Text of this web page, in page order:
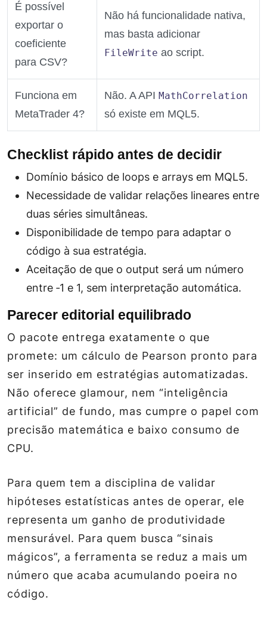
É possível
exportar o
coeficiente
para CSV?
Não há funcionalidade nativa,
mas basta adicionar
FileWrite ao script.
Funciona em
MetaTrader 4?
Não. A API MathCorrelation
só existe em MQL5.
Checklist rápido antes de decidir
Domínio básico de loops e arrays em MQL5.
Necessidade de validar relações lineares entre
duas séries simultâneas.
Disponibilidade de tempo para adaptar o
código à sua estratégia.
Aceitação de que o output será um número
entre ‑1 e 1, sem interpretação automática.
Parecer editorial equilibrado
O pacote entrega exatamente o que
promete: um cálculo de Pearson pronto para
ser inserido em estratégias automatizadas.
Não oferece glamour, nem “inteligência
artificial” de fundo, mas cumpre o papel com
precisão matemática e baixo consumo de
CPU.
Para quem tem a disciplina de validar
hipóteses estatísticas antes de operar, ele
representa um ganho de produtividade
mensurável. Para quem busca “sinais
mágicos”, a ferramenta se reduz a mais um
número que acaba acumulando poeira no
código.